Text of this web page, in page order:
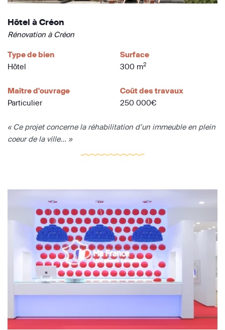
Hôtel à Créon
Rénovation à Créon
Type de bien
Hôtel
Surface
300 m2
Maître d'ouvrage
Particulier
Coût des travaux
250 000€
« Ce projet concerne la réhabilitation d’un immeuble en plein
coeur de la ville... »